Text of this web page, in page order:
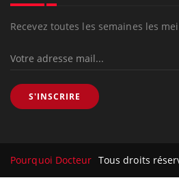
Recevez toutes les semaines les
S'INSCRIRE
Pourquoi Docteur Tous droits